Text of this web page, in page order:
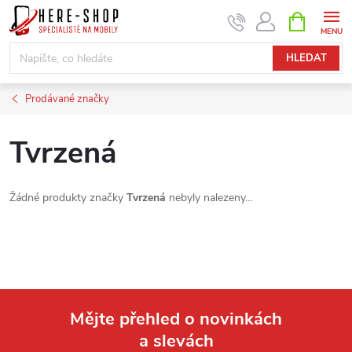
Přejít
na
obsah
HLEDAT
NÁKUPNÍ
KOŠÍK
Prodávané značky
Tvrzená
Žádné produkty značky Tvrzená nebyly nalezeny...
Mějte přehled o novinkách
a slevách